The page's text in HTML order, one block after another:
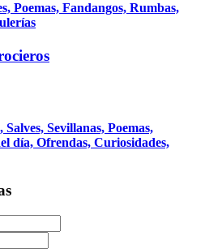
Poemas, Fandangos, Rumbas,
Sevillanas, Poemas,
día, Ofrendas, Curiosidades,